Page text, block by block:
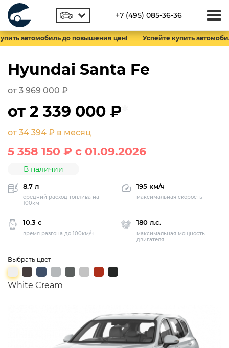
+7 (495) 085-36-36
автомобиль до повышения цен! Успейте купить
Hyundai Santa Fe
от 3 969 000 ₽
от 2 339 000 ₽
от 34 394 ₽ в месяц
5 358 150 ₽ c 01.09.2026
В наличии
8.7 л
средний расход топлива на
100км
195 км/ч
максимальная скорость
10.3 с
время разгона до 100км/ч
180 л.с.
максимальная мощность
двигателя
Выбрать цвет
White Cream